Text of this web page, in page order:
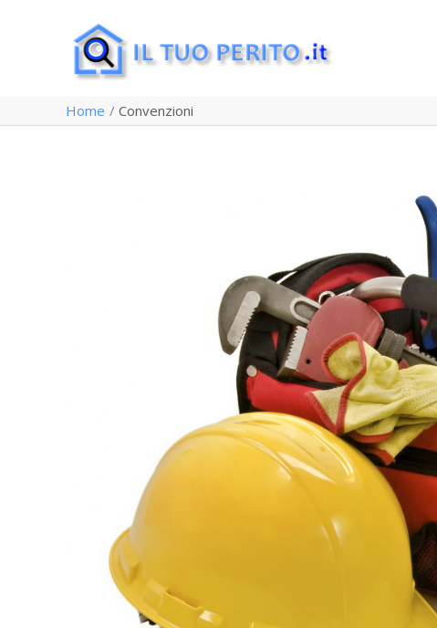
Home Convenzioni